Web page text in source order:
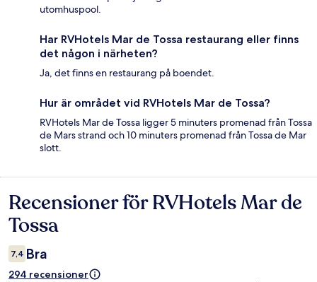
utomhuspool.
Har RVHotels Mar de Tossa restaurang eller finns
det någon i närheten?
Ja, det finns en restaurang på boendet.
Hur är området vid RVHotels Mar de Tossa?
RVHotels Mar de Tossa ligger 5 minuters promenad från Tossa
de Mars strand och 10 minuters promenad från Tossa de Mar
slott.
Recensioner
Recensioner för RVHotels Mar de
Tossa
7,4 Bra
294 recensioner